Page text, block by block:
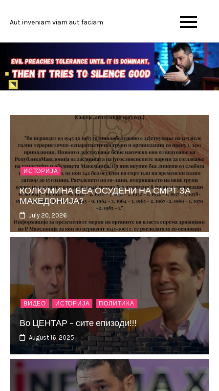
Aut inveniam viam aut faciam
ИСТОРИЈА
КОЛКУМИНА БЕА ОСУДЕНИ НА СМРТ ЗА
МАКЕДОНИЈА?
July 20, 2026
ВИДЕО ИСТОРИЈА ПОЛИТИКА
Во ЦЕНТАР – сите епизоди!!!
August 16, 2025